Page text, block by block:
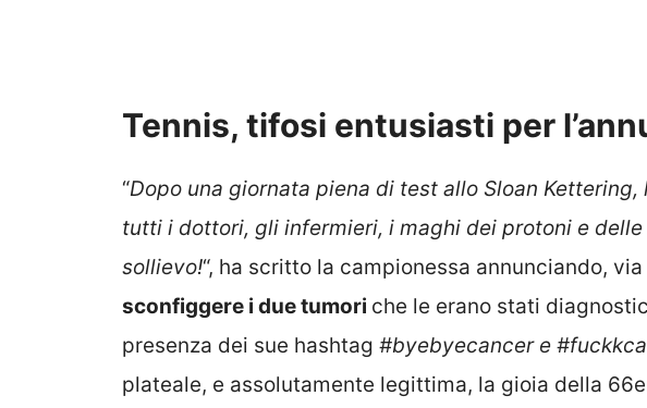
Tennis, tifosi entusiasti per
“Dopo una giornata piena di test allo Sloan
tutti i dottori, gli infermieri, i maghi dei protoni e
sollievo!“, ha scritto la campionessa annunciando,
sconfiggere i due tumori che le erano stati
presenza dei sue hashtag #byebyecancer e
plateale, e assolutamente legittima, la gioia della